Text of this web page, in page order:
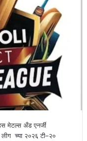
मेटल्स अँड एनर्जी
लीग च्या २०२६ टी–२०